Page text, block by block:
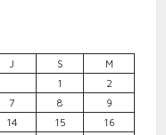
J S
M
1
2
7 8
9
14 15
16